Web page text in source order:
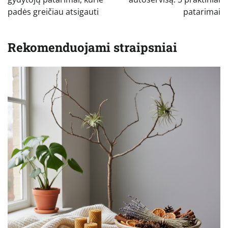
padės greičiau atsigauti
patarimai
Rekomenduojami straipsniai